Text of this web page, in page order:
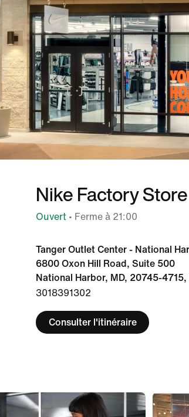
Nike Factory
Ouvert • Ferme à 21:00
Tanger Outlet Center - National
6800 Oxon Hill Road, Suite 500
National Harbor, MD, 20745-4715,
3018391302
Consulter l'itinéraire